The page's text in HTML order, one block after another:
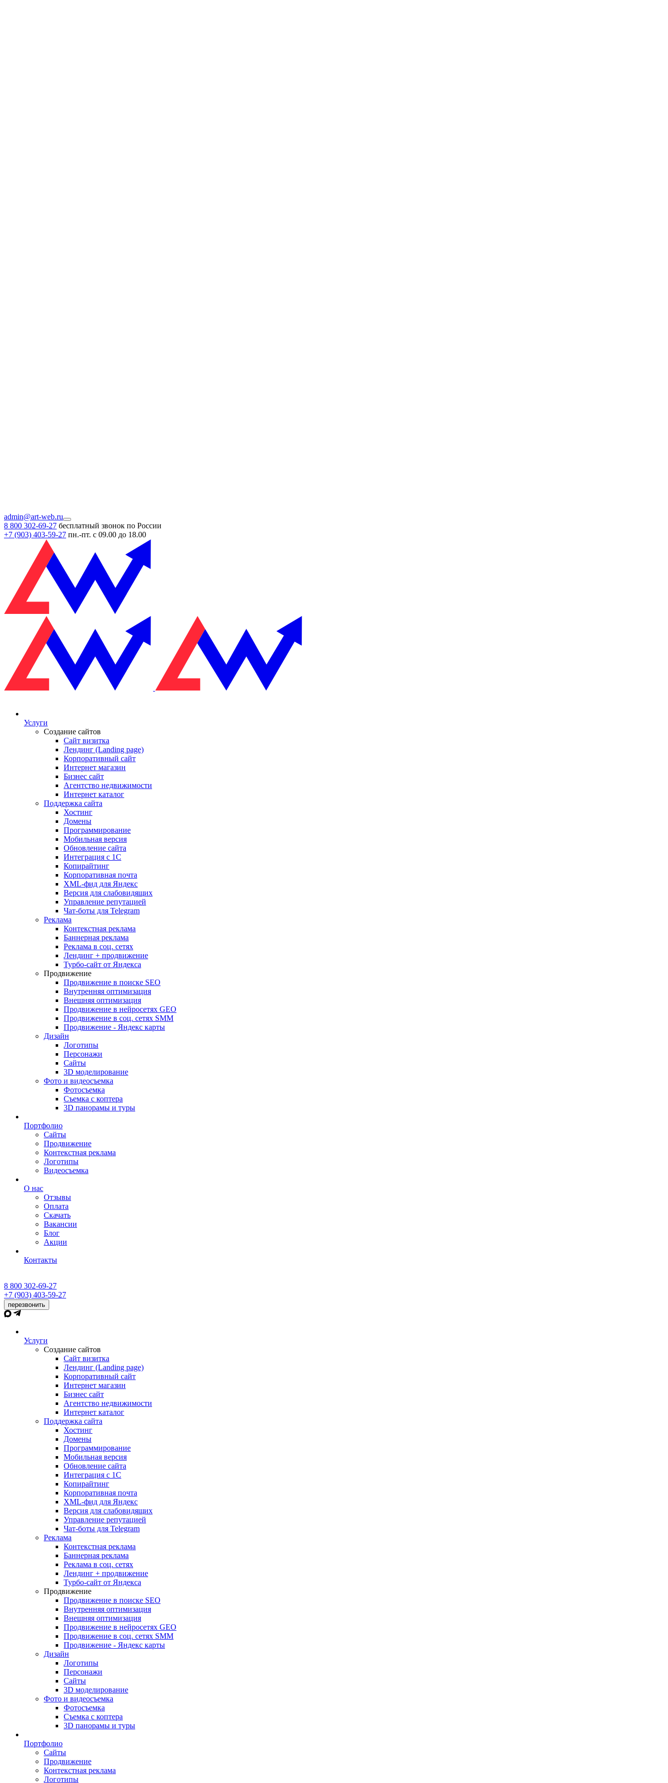
admin@art-web.ru
8 800 302-69-27 бесплатный звонок по России
+7 (903) 403-59-27 пн.-пт. с 09.00 до 18.00
Услуги
Создание сайтов
Сайт визитка
Лендинг (Landing page)
Корпоративный сайт
Интернет магазин
Бизнес сайт
Агентство недвижимости
Интернет каталог
Поддержка сайта
Хостинг
Домены
Программирование
Мобильная версия
Обновление сайта
Интеграция с 1С
Копирайтинг
Корпоративная почта
XML-фид для Яндекс
Версия для слабовидящих
Управление репутацией
Чат-боты для Telegram
Реклама
Контекстная реклама
Баннерная реклама
Реклама в соц. сетях
Лендинг + продвижение
Турбо-сайт от Яндекса
Продвижение
Продвижение в поиске SEO
Внутренняя оптимизация
Внешняя оптимизация
Продвижение в нейросетях GEO
Продвижение в соц. сетях SMM
Продвижение - Яндекс карты
Дизайн
Логотипы
Персонажи
Сайты
3D моделирование
Фото и видеосъемка
Фотосъемка
Съемка с коптера
3D панорамы и туры
Портфолио
Сайты
Продвижение
Контекстная реклама
Логотипы
Видеосъемка
О нас
Отзывы
Оплата
Скачать
Вакансии
Блог
Акции
Контакты
8 800 302-69-27
+7 (903) 403-59-27
перезвонить
Услуги
Создание сайтов
Сайт визитка
Лендинг (Landing page)
Корпоративный сайт
Интернет магазин
Бизнес сайт
Агентство недвижимости
Интернет каталог
Поддержка сайта
Хостинг
Домены
Программирование
Мобильная версия
Обновление сайта
Интеграция с 1С
Копирайтинг
Корпоративная почта
XML-фид для Яндекс
Версия для слабовидящих
Управление репутацией
Чат-боты для Telegram
Реклама
Контекстная реклама
Баннерная реклама
Реклама в соц. сетях
Лендинг + продвижение
Турбо-сайт от Яндекса
Продвижение
Продвижение в поиске SEO
Внутренняя оптимизация
Внешняя оптимизация
Продвижение в нейросетях GEO
Продвижение в соц. сетях SMM
Продвижение - Яндекс карты
Дизайн
Логотипы
Персонажи
Сайты
3D моделирование
Фото и видеосъемка
Фотосъемка
Съемка с коптера
3D панорамы и туры
Портфолио
Сайты
Продвижение
Контекстная реклама
Логотипы